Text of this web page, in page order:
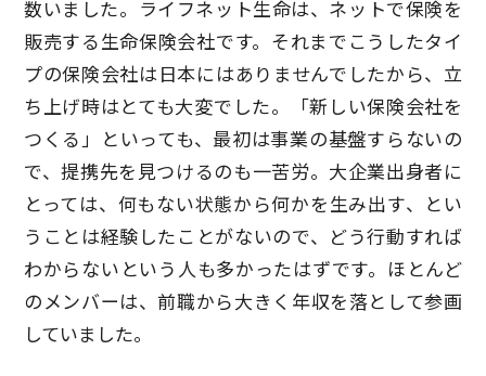
数いました。ライフネット生命は、ネットで保険を
販売する生命保険会社です。それまでこうしたタイ
プの保険会社は日本にはありませんでしたから、立
ち上げ時はとても大変でした。「新しい保険会社を
つくる」といっても、最初は事業の基盤すらないの
で、提携先を見つけるのも一苦労。大企業出身者に
とっては、何もない状態から何かを生み出す、とい
うことは経験したことがないので、どう行動すれば
わからないという人も多かったはずです。ほとんど
のメンバーは、前職から大きく年収を落として参画
していました。